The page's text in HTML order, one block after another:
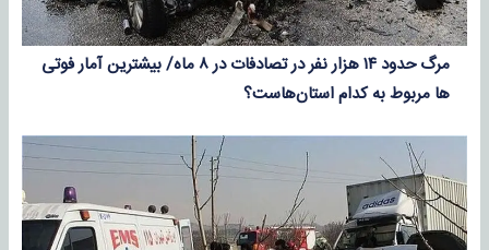
مرگ حدود ۱۴ هزار نفر در تصادفات در ۸ ماه/ بیشترین آمار فوتی
ها مربوط به کدام استان‌هاست؟